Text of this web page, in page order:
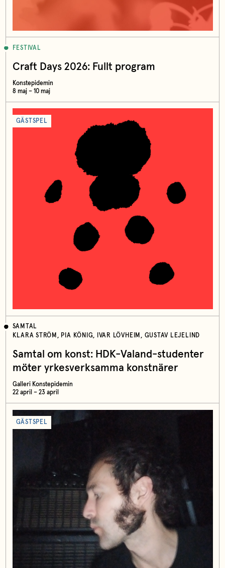
FESTIVAL
Craft Days 2026: Fullt program
Konstepidemin
8 maj – 10 maj
GÄSTSPEL
SAMTAL
KLARA STRÖM, PIA KÖNIG, IVAR LÖVHEIM, GUSTAV LEJELIND
Samtal om konst: HDK-Valand-studenter
möter yrkesverksamma konstnärer
Galleri Konstepidemin
22 april – 23 april
GÄSTSPEL